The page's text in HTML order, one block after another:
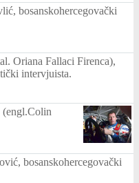
bosanskohercegovački
Oriana Fallaci Firenca),
intervjuista.
bosanskohercegovački